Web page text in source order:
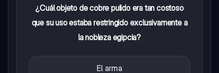
¿Cuál objeto de cobre pulido era tan costoso
que su uso estaba restringido exclusivamente a
la nobleza egipcia?
El arma